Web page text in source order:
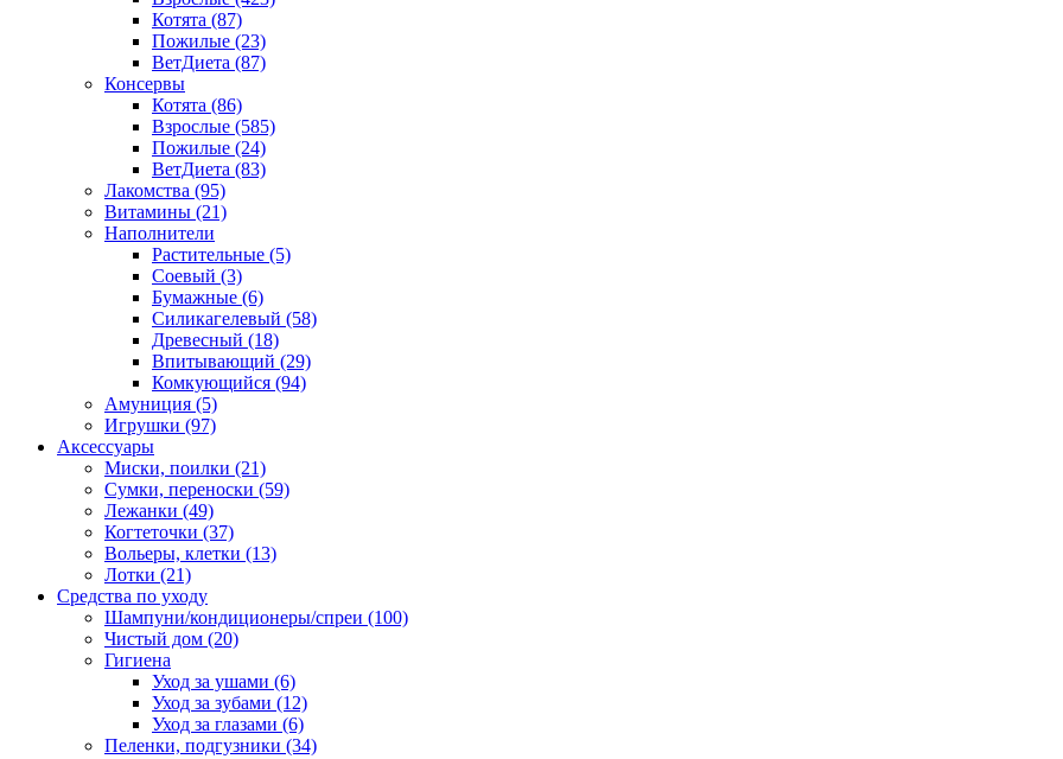
Котята (87)
Пожилые (23)
ВетДиета (87)
Консервы
Котята (86)
Взрослые (585)
Пожилые (24)
ВетДиета (83)
Лакомства (95)
Витамины (21)
Наполнители
Растительные (5)
Соевый (3)
Бумажные (6)
Силикагелевый (58)
Древесный (18)
Впитывающий (29)
Комкующийся (94)
Амуниция (5)
Игрушки (97)
Аксессуары
Миски, поилки (21)
Сумки, переноски (59)
Лежанки (49)
Когтеточки (37)
Вольеры, клетки (13)
Лотки (21)
Средства по уходу
Шампуни/кондиционеры/спреи (100)
Чистый дом (20)
Гигиена
Уход за ушами (6)
Уход за зубами (12)
Уход за глазами (6)
Пеленки, подгузники (34)